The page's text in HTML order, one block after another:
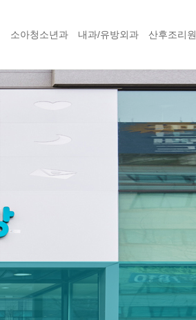
소아청소년과 내과/유방외과 산후조리원